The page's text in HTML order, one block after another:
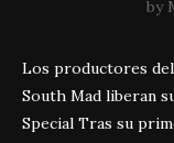
by
Los productores
South Mad liberan
Special Tras su